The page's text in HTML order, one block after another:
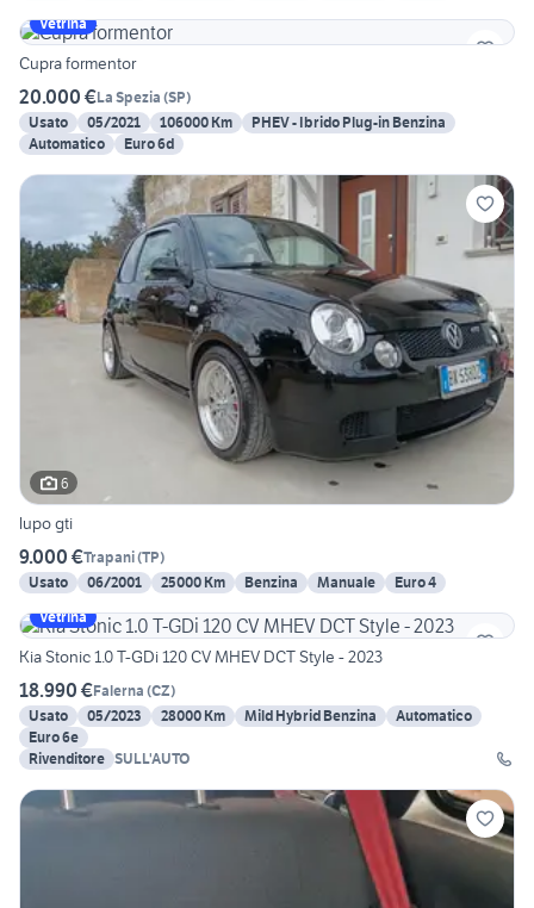
Vetrina
Cupra formentor
20.000 €La Spezia (SP)
Usato
05/2021 106000 Km
PHEV - Ibrido Plug-in Benzina
Automatico
Euro 6d
6
lupo gti
9.000 €Trapani(TP)
Usato
06/2001 25000 Km Benzina Manuale
Euro 4
Vetrina
Kia Stonic 1.0 T-GDi 120 CV MHEV DCT Style - 2023
18.990 €Falerna (CZ)
Usato
05/2023 28000 Km Mild Hybrid Benzina
Automatico
Euro 6e
Rivenditore SULL'AUTO